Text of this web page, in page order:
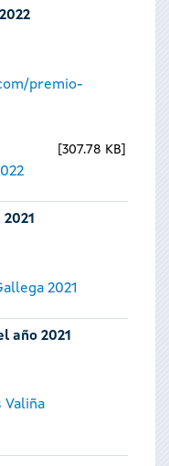
premio-
307.78 KB
2021
año 2021
Valiña